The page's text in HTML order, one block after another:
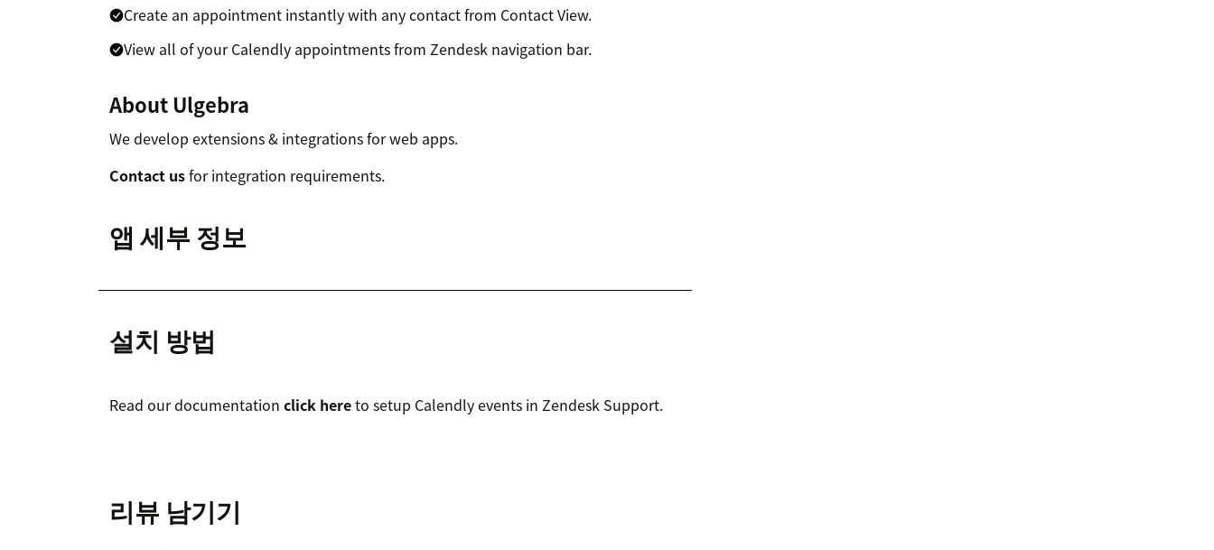
Create an appointment instantly with any contact from Contact View.
View all of your Calendly appointments from Zendesk navigation bar.
About Ulgebra
We develop extensions & integrations for web apps.
Contact usfor integration requirements.
앱 세부 정보
설치 방법
Read our documentation click hereto setup Calendly events in Zendesk Support.
리뷰 남기기